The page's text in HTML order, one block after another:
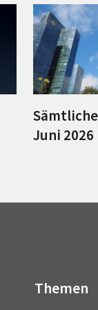
Juni 2026
Themen